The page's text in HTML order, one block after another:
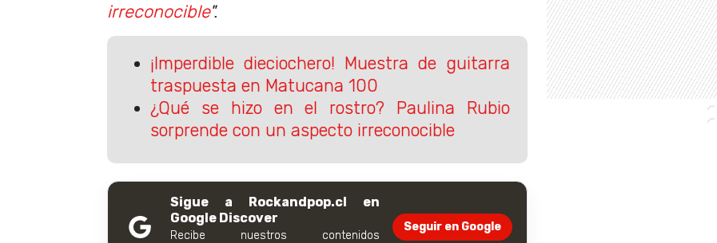
irreconocible".
¡Imperdible dieciochero! Muestra de guitarra
traspuesta en Matucana 100
¿Qué se hizo en el rostro? Paulina Rubio
sorprende con un aspecto irreconocible
Sigue a Rockandpop.cl en
Google Discover
Recibe nuestros contenidos
Seguir en Google